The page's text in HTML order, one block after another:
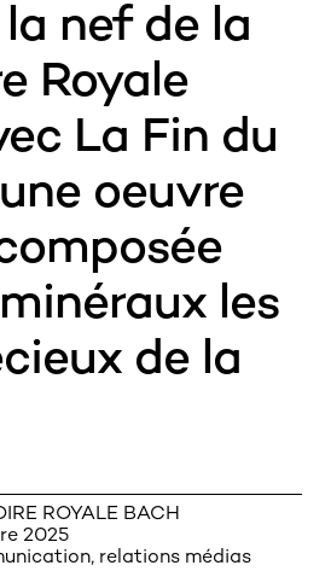
nef de la
Royale
La Fin du
oeuvre
les
de la
ROYALE BACH
2025
relations médias
06:11:21
rue de Douai
75009 Paris
MENTIONS LÉGALES